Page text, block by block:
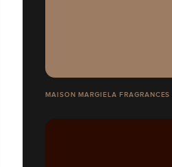
MAISON MARGIELA